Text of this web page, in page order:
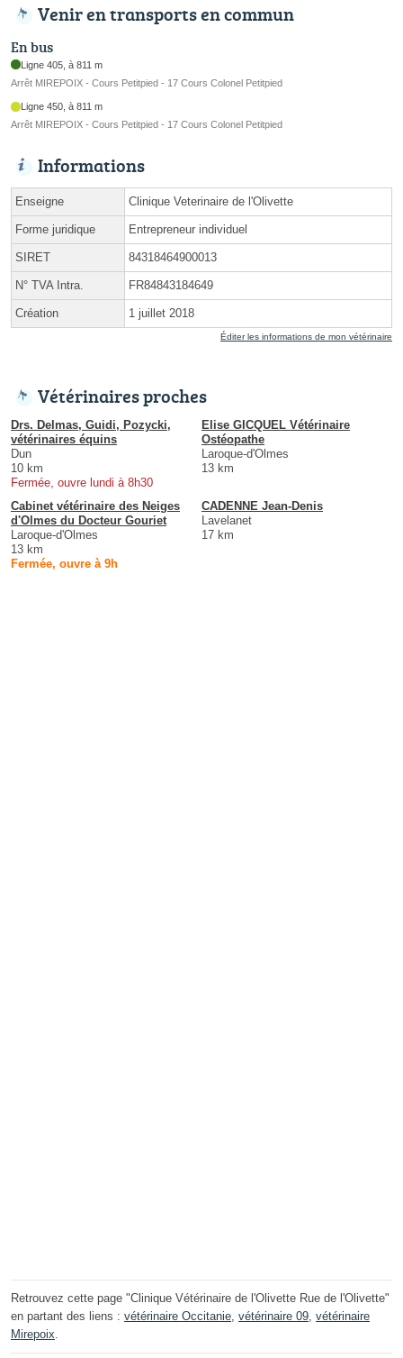
Venir en transports en commun
En bus
Ligne 405, à 811 m
Arrêt MIREPOIX - Cours Petitpied - 17 Cours Colonel Petitpied
Ligne 450, à 811 m
Arrêt MIREPOIX - Cours Petitpied - 17 Cours Colonel Petitpied
Informations
Enseigne Clinique Veterinaire de l'Olivette
Forme juridique Entrepreneur individuel
SIRET 84318464900013
N° TVA Intra. FR84843184649
Création 1 juillet 2018
Éditer les informations de mon vétérinaire
Vétérinaires proches
Drs. Delmas, Guidi, Pozycki,
vétérinaires équins
Dun
10 km
Fermée, ouvre lundi à 8h30
Elise GICQUEL Vétérinaire
Ostéopathe
Laroque-d'Olmes
13 km
Cabinet vétérinaire des Neiges
d'Olmes du Docteur Gouriet
Laroque-d'Olmes
13 km
Fermée, ouvre à 9h
CADENNE Jean-Denis
Lavelanet
17 km
Retrouvez cette page "Clinique Vétérinaire de l'Olivette Rue de l'Olivette"
en partant des liens : vétérinaire Occitanie, vétérinaire 09, vétérinaire
Mirepoix.